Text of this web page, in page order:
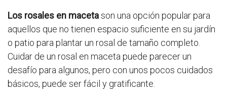
Los rosales en macetason una opción popular para
aquellos que no tienen espacio suficiente en su jardín
o patio para plantar un rosal de tamaño completo.
Cuidar de un rosal en maceta puede parecer un
desafío para algunos, pero con unos pocos cuidados
básicos, puede ser fácil y gratificante.